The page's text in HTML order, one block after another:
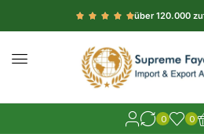
über 120.000
0 0